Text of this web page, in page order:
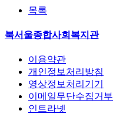
목록
북서울종합사회복지관
이용약관
개인정보처리방침
영상정보처리기기
이메일무단수집거부
인트라넷